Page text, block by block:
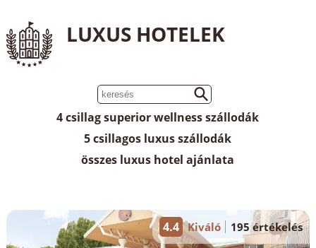
LUXUS HOTELEK
4 csillag superior wellness szállodák
5 csillagos luxus szállodák
összes luxus hotel ajánlata
4.4 Kiváló 195 értékelés